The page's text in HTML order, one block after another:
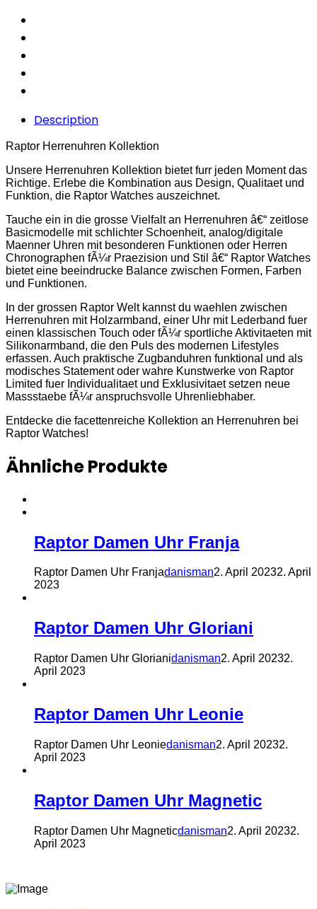
Description
Raptor Herrenuhren Kollektion
Unsere Herrenuhren Kollektion bietet furr jeden Moment das
Richtige. Erlebe die Kombination aus Design, Qualitaet und
Funktion, die Raptor Watches auszeichnet.
Tauche ein in die grosse Vielfalt an Herrenuhren â€“ zeitlose
Basicmodelle mit schlichter Schoenheit, analog/digitale
Maenner Uhren mit besonderen Funktionen oder Herren
Chronographen fÃ¼r Praezision und Stil â€“ Raptor Watches
bietet eine beeindrucke Balance zwischen Formen, Farben
und Funktionen.
In der grossen Raptor Welt kannst du waehlen zwischen
Herrenuhren mit Holzarmband, einer Uhr mit Lederband fuer
einen klassischen Touch oder fÃ¼r sportliche Aktivitaeten mit
Silikonarmband, die den Puls des modernen Lifestyles
erfassen. Auch praktische Zugbanduhren funktional und als
modisches Statement oder wahre Kunstwerke von Raptor
Limited fuer Individualitaet und Exklusivitaet setzen neue
Massstaebe fÃ¼r anspruchsvolle Uhrenliebhaber.
Entdecke die facettenreiche Kollektion an Herrenuhren bei
Raptor Watches!
Ähnliche Produkte
Raptor Damen Uhr Franja
Raptor Damen Uhr Franjadanisman2. April 20232. April
2023
Raptor Damen Uhr Gloriani
Raptor Damen Uhr Glorianidanisman2. April 20232.
April 2023
Raptor Damen Uhr Leonie
Raptor Damen Uhr Leoniedanisman2. April 20232.
April 2023
Raptor Damen Uhr Magnetic
Raptor Damen Uhr Magneticdanisman2. April 20232.
April 2023